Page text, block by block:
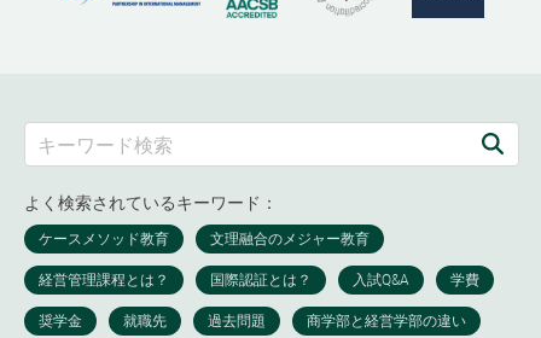
よく検索されているキーワード：